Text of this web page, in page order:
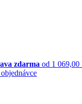
zdarma od 1 069,00